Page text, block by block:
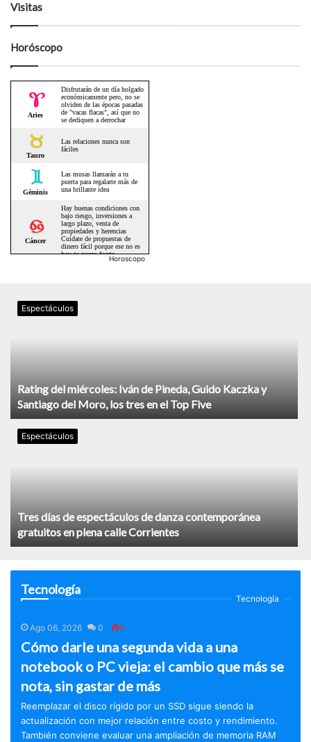
Visitas
Horóscopo
Horoscopo
Espectáculos
Rating del miércoles: Iván de Pineda, Guido Kaczka y
Santiago del Moro, los tres en el Top Five
Espectáculos
Tres días de espectáculos de danza contemporánea
gratuitos en plena calle Corrientes
Tecnología
Tecnología
Ago 06, 2026 0 0
Cómo darle una segunda vida a una
notebook o PC vieja: el cambio que más se
nota, sin gastar de más
Reemplazar el disco rígido por un SSD sigue siendo la
actualización con mejor relación entre costo y rendimiento.
También conviene evaluar una ampliación de memoria RAM